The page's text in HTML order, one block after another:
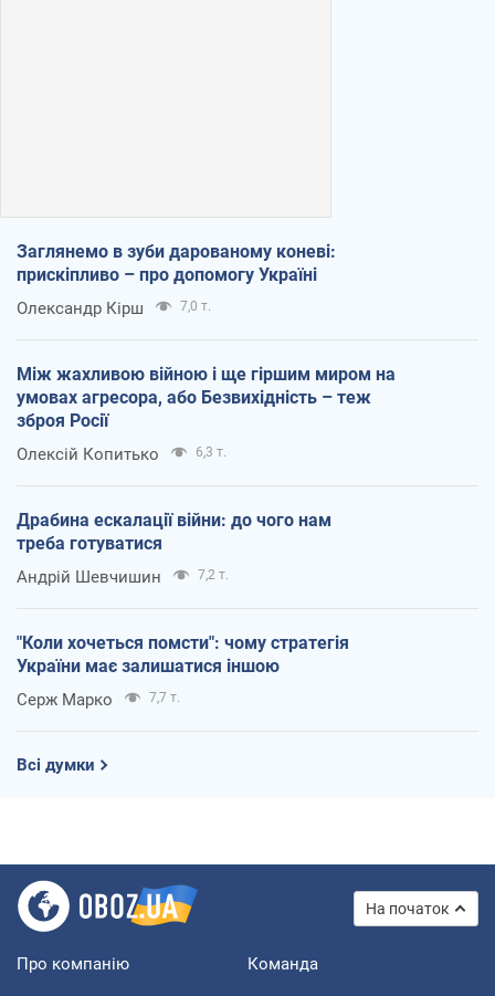
Заглянемо в зуби дарованому коневі:
прискіпливо – про допомогу Україні
Олександр Кірш 7,0 т.
Між жахливою війною і ще гіршим миром на
умовах агресора, або Безвихідність – теж
зброя Росії
Олексій Копитько 6,3 т.
Драбина ескалації війни: до чого нам
треба готуватися
Андрій Шевчишин 7,2 т.
"Коли хочеться помсти": чому стратегія
України має залишатися іншою
Серж Марко 7,7 т.
Всі думки
На початок
Про компанію Команда